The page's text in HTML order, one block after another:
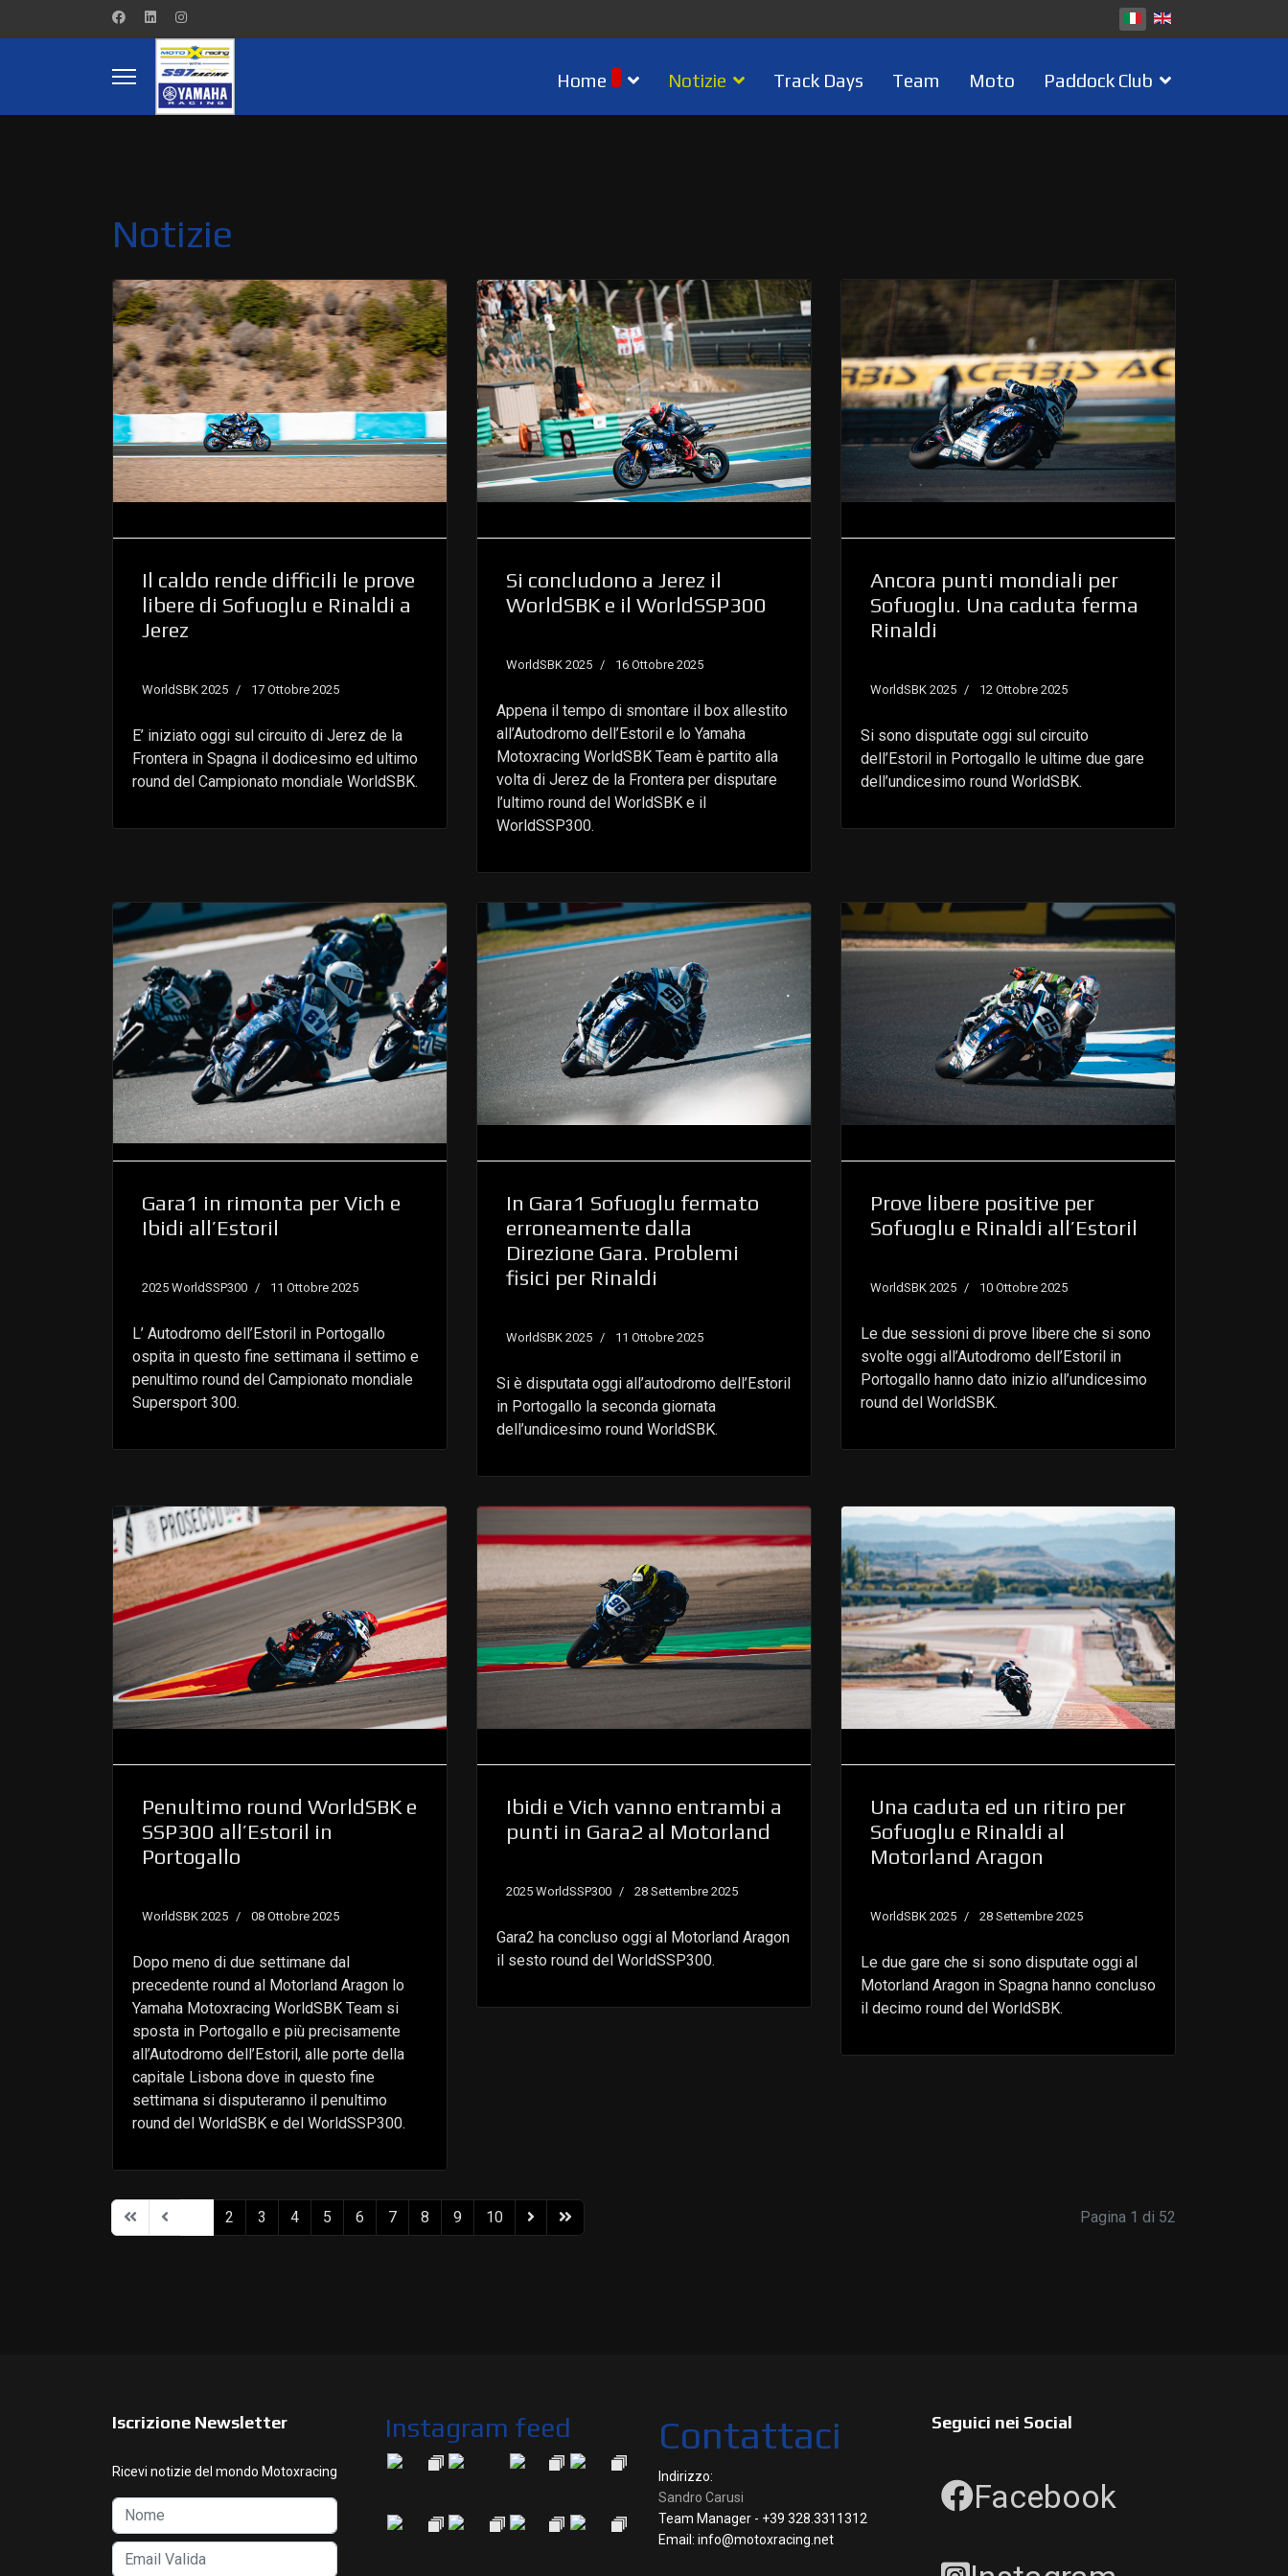
Home Notizie Track Days Team Moto Paddock Club
Notizie
Il caldo rende difficili le prove
libere di Sofuoglu e Rinaldi a
Jerez
WorldSBK 2025 17 Ottobre 2025
E’ iniziato oggi sul circuito di Jerez de la
Frontera in Spagna il dodicesimo ed ultimo
round del Campionato mondiale WorldSBK.
Si concludono a Jerez il
WorldSBK e il WorldSSP300
WorldSBK 2025 16 Ottobre 2025
Appena il tempo di smontare il box allestito
all’Autodromo dell’Estoril e lo Yamaha
Motoxracing WorldSBK Team è partito alla
volta di Jerez de la Frontera per disputare
l’ultimo round del WorldSBK e il
WorldSSP300.
Ancora punti mondiali per
Sofuoglu. Una caduta ferma
Rinaldi
WorldSBK 2025 12 Ottobre 2025
Si sono disputate oggi sul circuito
dell’Estoril in Portogallo le ultime due gare
dell’undicesimo round WorldSBK.
Gara1 in rimonta per Vich e
Ibidi all’Estoril
2025 WorldSSP300 11 Ottobre 2025
L’ Autodromo dell’Estoril in Portogallo
ospita in questo fine settimana il settimo e
penultimo round del Campionato mondiale
Supersport 300.
In Gara1 Sofuoglu fermato
erroneamente dalla
Direzione Gara. Problemi
fisici per Rinaldi
WorldSBK 2025 11 Ottobre 2025
Si è disputata oggi all’autodromo dell’Estoril
in Portogallo la seconda giornata
dell’undicesimo round WorldSBK.
Prove libere positive per
Sofuoglu e Rinaldi all’Estoril
WorldSBK 2025 10 Ottobre 2025
Le due sessioni di prove libere che si sono
svolte oggi all’Autodromo dell’Estoril in
Portogallo hanno dato inizio all’undicesimo
round del WorldSBK.
Penultimo round WorldSBK e
SSP300 all’Estoril in
Portogallo
WorldSBK 2025 08 Ottobre 2025
Dopo meno di due settimane dal
precedente round al Motorland Aragon lo
Yamaha Motoxracing WorldSBK Team si
sposta in Portogallo e più precisamente
all’Autodromo dell’Estoril, alle porte della
capitale Lisbona dove in questo fine
settimana si disputeranno il penultimo
round del WorldSBK e del WorldSSP300.
Ibidi e Vich vanno entrambi a
punti in Gara2 al Motorland
2025 WorldSSP300 28 Settembre 2025
Gara2 ha concluso oggi al Motorland Aragon
il sesto round del WorldSSP300.
Una caduta ed un ritiro per
Sofuoglu e Rinaldi al
Motorland Aragon
WorldSBK 2025 28 Settembre 2025
Le due gare che si sono disputate oggi al
Motorland Aragon in Spagna hanno concluso
il decimo round del WorldSBK.
2 3 4 5 6 7 8 9 10 Pagina 1 di 52
Iscrizione Newsletter
Ricevi notizie del mondo Motoxracing
Instagram feed Contattaci
Indirizzo:
Sandro Carusi
Team Manager - +39 328.3311312
Email: info@motoxracing.net
Seguici nei Social
Facebook